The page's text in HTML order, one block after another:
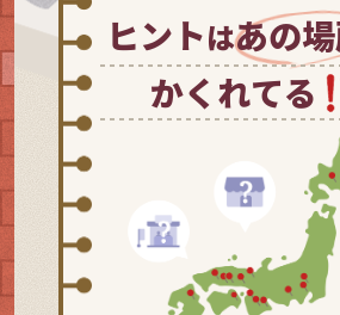
ヒントはあの
かくれてる